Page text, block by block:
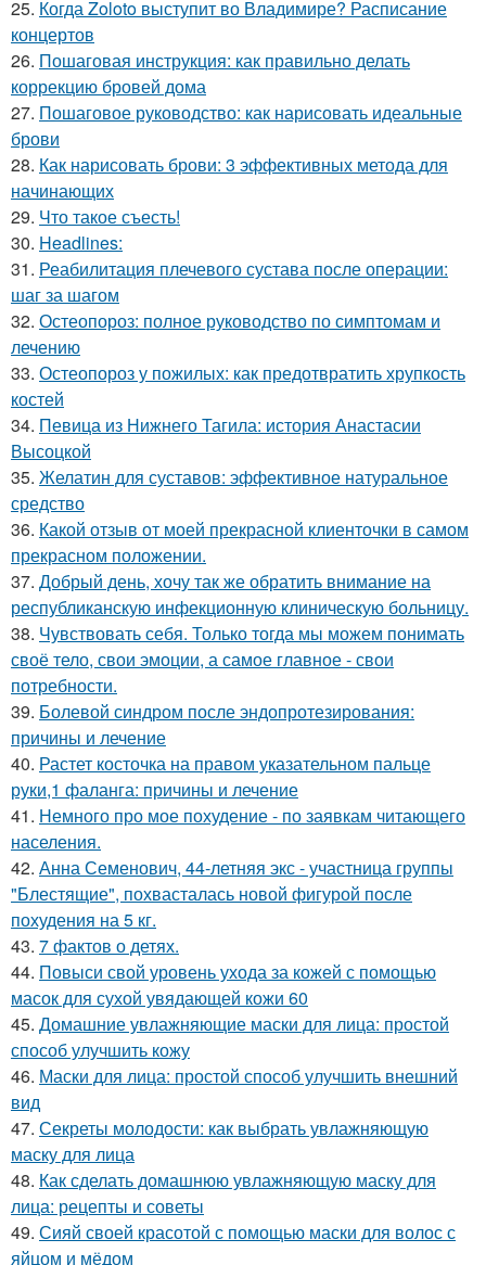
25. Когда Zoloto выступит во Владимире? Расписание
концертов
26. Пошаговая инструкция: как правильно делать
коррекцию бровей дома
27. Пошаговое руководство: как нарисовать идеальные
брови
28. Как нарисовать брови: 3 эффективных метода для
начинающих
29. Что такое съесть!
30. Headlines:
31. Реабилитация плечевого сустава после операции:
шаг за шагом
32. Остеопороз: полное руководство по симптомам и
лечению
33. Остеопороз у пожилых: как предотвратить хрупкость
костей
34. Певица из Нижнего Тагила: история Анастасии
Высоцкой
35. Желатин для суставов: эффективное натуральное
средство
36. Какой отзыв от моей прекрасной клиенточки в самом
прекрасном положении.
37. Добрый день, хочу так же обратить внимание на
республиканскую инфекционную клиническую больницу.
38. Чувствовать себя. Только тогда мы можем понимать
своё тело, свои эмоции, а самое главное - свои
потребности.
39. Болевой синдром после эндопротезирования:
причины и лечение
40. Растет косточка на правом указательном пальце
руки,1 фаланга: причины и лечение
41. Немного про мое похудение - по заявкам читающего
населения.
42. Анна Семенович, 44-летняя экс - участница группы
"Блестящие", похвасталась новой фигурой после
похудения на 5 кг.
43. 7 фактов о детях.
44. Повыси свой уровень ухода за кожей с помощью
масок для сухой увядающей кожи 60
45. Домашние увлажняющие маски для лица: простой
способ улучшить кожу
46. Маски для лица: простой способ улучшить внешний
вид
47. Секреты молодости: как выбрать увлажняющую
маску для лица
48. Как сделать домашнюю увлажняющую маску для
лица: рецепты и советы
49. Сияй своей красотой с помощью маски для волос с
яйцом и мёдом